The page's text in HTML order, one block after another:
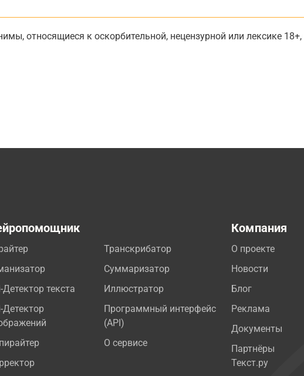
относящиеся к оскорбительной, нецензурной или лексике
текста
Транскрибатор
Суммаризатор
Иллюстратор
Программный интерфейс
(API)
О сервисе
Компания
О проекте
Новости
Блог
Реклама
Документы
Партнёры
Текст.ру